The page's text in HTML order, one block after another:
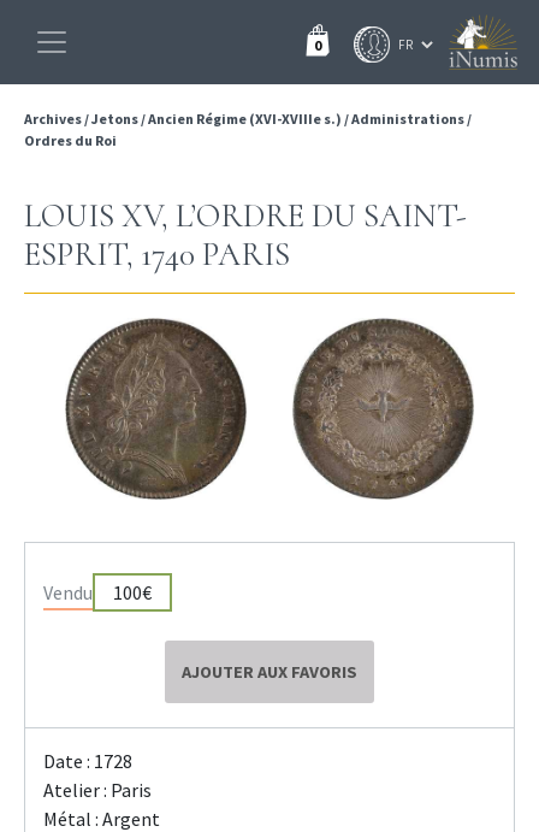
0
Archives/Jetons/Ancien Régime (XVI-XVIIIe s.) /Administrations/
Ordres du Roi
LOUIS XV, L’ORDRE DU SAINT-
ESPRIT, 1740 PARIS
Vendu 100€
AJOUTER AUX FAVORIS
Date : 1728
Atelier : Paris
Métal : Argent